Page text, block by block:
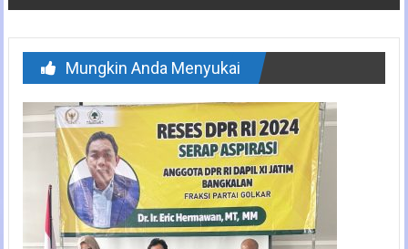
Mungkin Anda Menyukai